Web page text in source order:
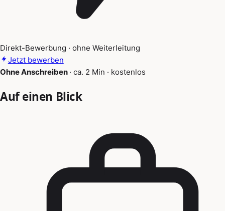
Direkt-Bewerbung · ohne Weiterleitung
Jetzt bewerben
Ohne Anschreiben · ca. 2 Min · kostenlos
Auf einen Blick